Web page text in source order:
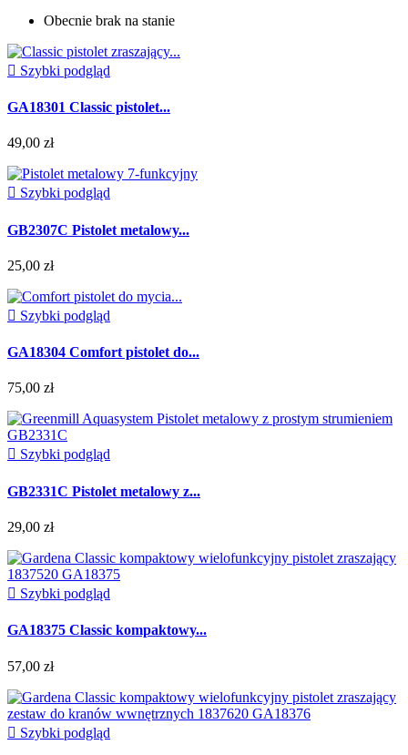
Obecnie brak na stanie
 Szybki podgląd
GA18301 Classic pistolet...
49,00 zł
 Szybki podgląd
GB2307C Pistolet metalowy...
25,00 zł
 Szybki podgląd
GA18304 Comfort pistolet do...
75,00 zł
 Szybki podgląd
GB2331C Pistolet metalowy z...
29,00 zł
 Szybki podgląd
GA18375 Classic kompaktowy...
57,00 zł
 Szybki podgląd